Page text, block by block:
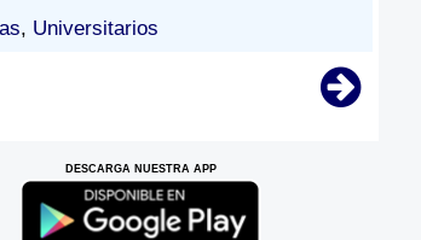
, Universitarios
DESCARGA NUESTRA APP